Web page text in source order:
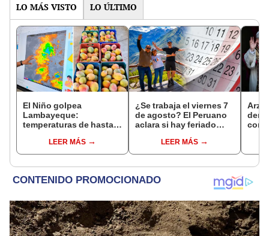
LO MÁS VISTO LO ÚLTIMO
El Niño golpea
Lambayeque:
temperaturas de hasta
producción de mango y
palta
LEER MÁS
¿Se trabaja el viernes 7
de agosto? El Peruano
aclara si hay feriado
del 6 de agosto
LEER MÁS